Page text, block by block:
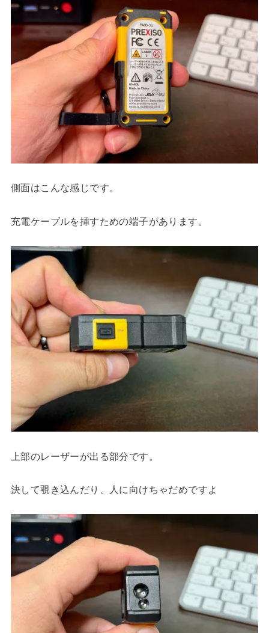
側面はこんな感じです。
充電ケーブルを挿すための端子があります。
上部のレーザーが出る部分です。
決して覗き込んだり、人に向けちゃだめですよ